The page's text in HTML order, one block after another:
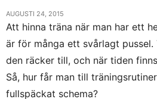
AUGUSTI 24, 2015
Att hinna träna när man har ett
är för många ett svårlagt pussel.
den räcker till, och när tiden
Så, hur får man till
fullspäckat schema?